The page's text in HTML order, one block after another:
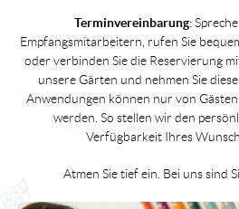
Terminvereinbarung:
Empfangsmitarbeitern, rufen Sie
oder verbinden Sie die Reservierung
unsere Gärten und nehmen Sie
Anwendungen können nur von
werden. So stellen wir den
Verfügbarkeit Ihres
Atmen Sie tief ein. Bei uns sind